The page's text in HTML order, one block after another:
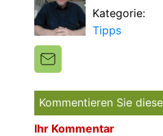
Kategorie:
Tipps
Kommentieren Sie
Ihr Kommentar